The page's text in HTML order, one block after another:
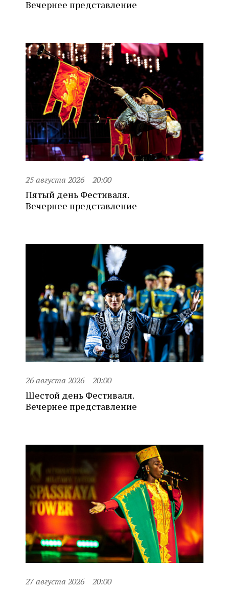
Вечернее представление
25 августа 2026 20:00
Пятый день Фестиваля.
Вечернее представление
26 августа 2026 20:00
Шестой день Фестиваля.
Вечернее представление
27 августа 2026 20:00